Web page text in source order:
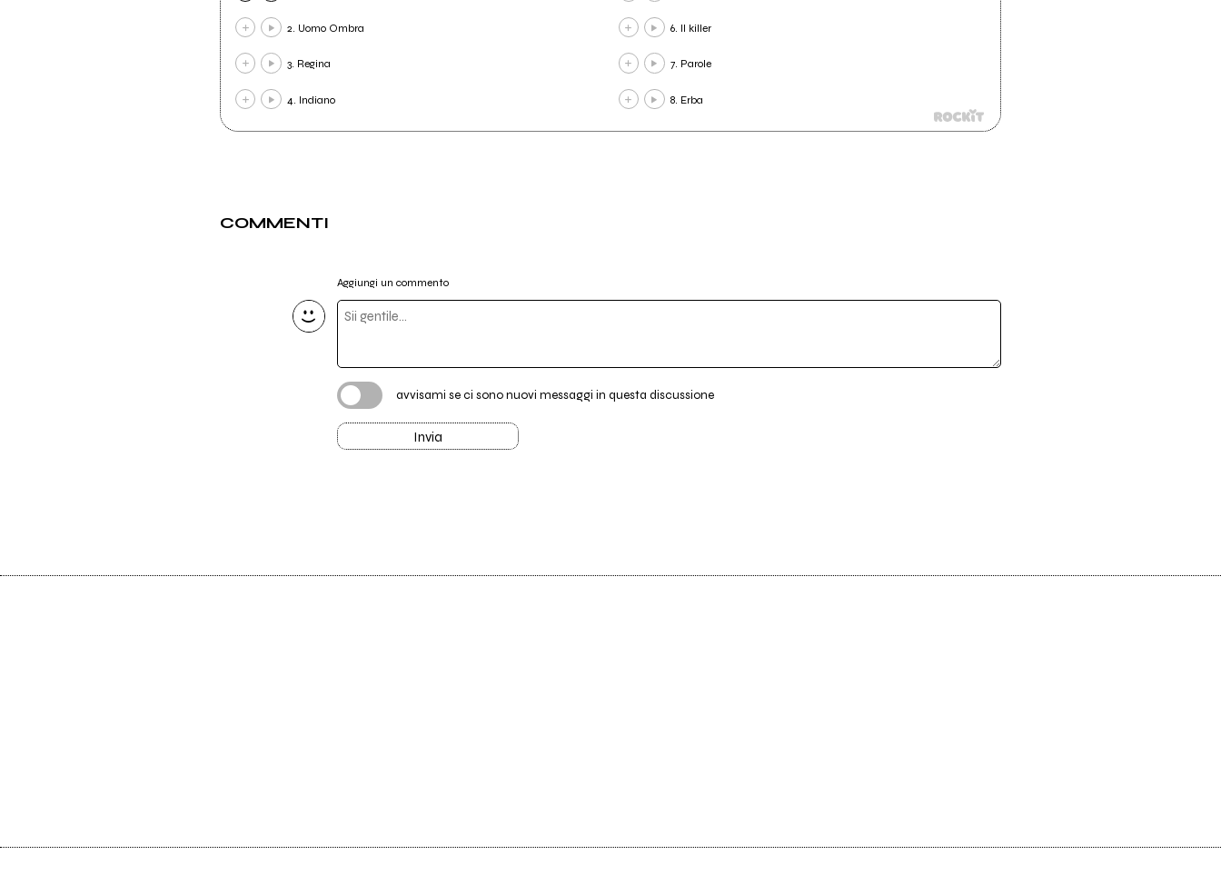
2. Uomo Ombra
3. Regina
4. Indiano
6. Il killer
7. Parole
8. Erba
COMMENTI
Aggiungi un commento
avvisami se ci sono nuovi messaggi in questa discussione
Invia